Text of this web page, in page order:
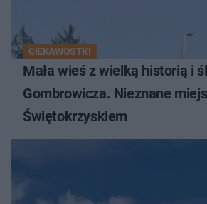
CIEKAWOSTKI
Mała wieś z wielką historią i
Gombrowicza. Nieznane
Świętokrzyskiem